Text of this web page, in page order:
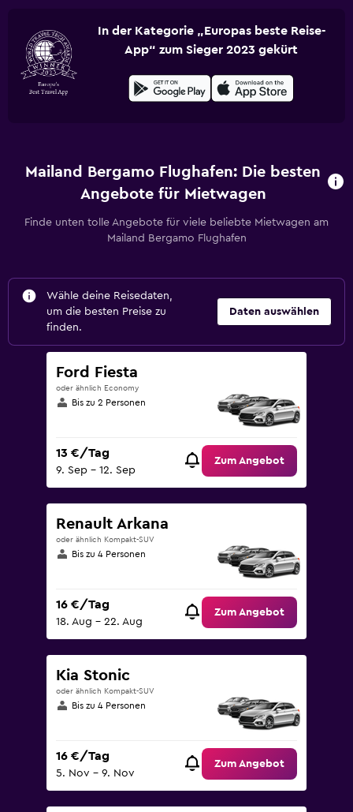
In der Kategorie „Europas beste Reise-
App“ zum Sieger 2023 gekürt
Mailand Bergamo Flughafen: Die besten
Angebote für Mietwagen
Finde unten tolle Angebote für viele beliebte Mietwagen am
Mailand Bergamo Flughafen
Wähle deine Reisedaten,
um die besten Preise zu
finden.
Daten auswählen
Ford Fiesta
oder ähnlich Economy
Bis zu 2 Personen
13 €/Tag
9. Sep – 12. Sep
Zum Angebot
Renault Arkana
oder ähnlich Kompakt-SUV
Bis zu 4 Personen
16 €/Tag
18. Aug – 22. Aug
Zum Angebot
Kia Stonic
oder ähnlich Kompakt-SUV
Bis zu 4 Personen
16 €/Tag
5. Nov – 9. Nov
Zum Angebot